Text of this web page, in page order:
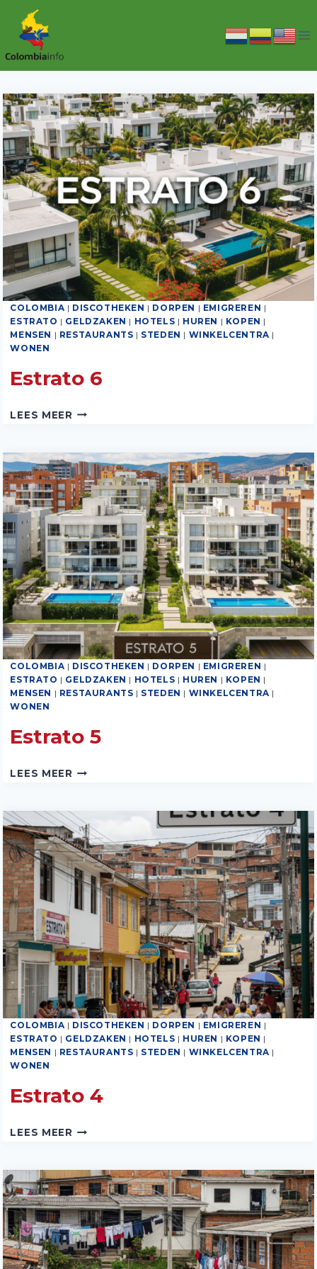
Doorgaan
naar
inhoud
COLOMBIA | DISCOTHEKEN | DORPEN | EMIGREREN |
ESTRATO | GELDZAKEN | HOTELS | HUREN | KOPEN |
MENSEN | RESTAURANTS | STEDEN | WINKELCENTRA |
WONEN
Estrato 6
LEES MEERESTRATO
COLOMBIA | DISCOTHEKEN | DORPEN | EMIGREREN |
ESTRATO | GELDZAKEN | HOTELS | HUREN | KOPEN |
MENSEN | RESTAURANTS | STEDEN | WINKELCENTRA |
WONEN
Estrato 5
LEES MEERESTRATO
COLOMBIA | DISCOTHEKEN | DORPEN | EMIGREREN |
ESTRATO | GELDZAKEN | HOTELS | HUREN | KOPEN |
MENSEN | RESTAURANTS | STEDEN | WINKELCENTRA |
WONEN
Estrato 4
LEES MEERESTRATO